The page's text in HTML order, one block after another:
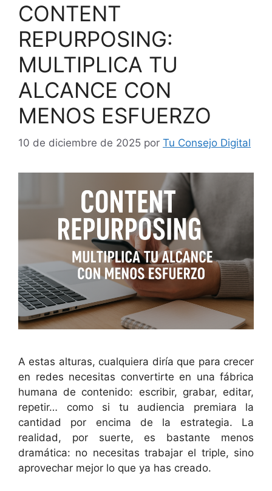
CONTENT
REPURPOSING:
MULTIPLICA TU
ALCANCE CON
MENOS ESFUERZO
10 de diciembre de 2025 por Tu Consejo Digital
A estas alturas, cualquiera diría que para crecer
en redes necesitas convertirte en una fábrica
humana de contenido: escribir, grabar, editar,
repetir… como si tu audiencia premiara la
cantidad por encima de la estrategia. La
realidad, por suerte, es bastante menos
dramática: no necesitas trabajar el triple, sino
aprovechar mejor lo que ya has creado.